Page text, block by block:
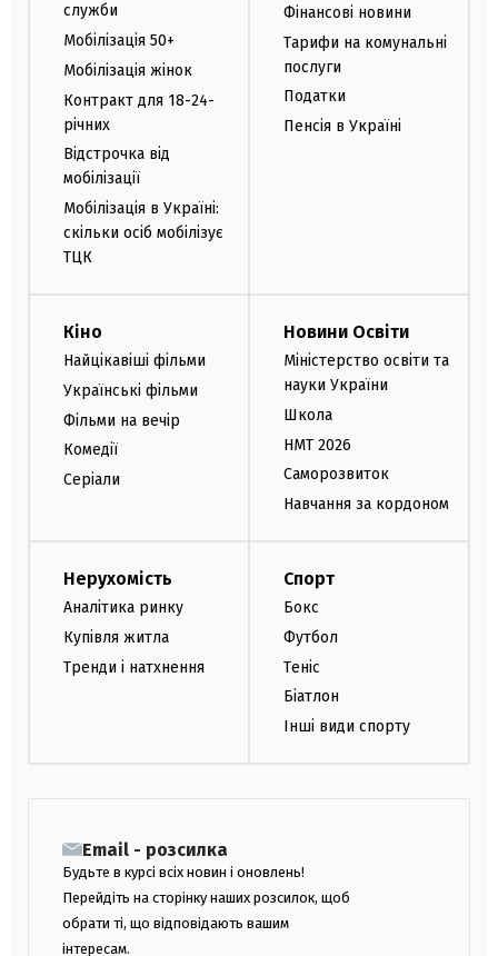
служби
Мобілізація 50+
Мобілізація жінок
Контракт для 18-24-
річних
Відстрочка від
мобілізації
Мобілізація в Україні:
скільки осіб мобілізує
ТЦК
Фінансові новини
Тарифи на комунальні
послуги
Податки
Пенсія в Україні
Кіно
Найцікавіші фільми
Українські фільми
Фільми на вечір
Комедії
Серіали
Новини Освіти
Міністерство освіти та
науки України
Школа
НМТ 2026
Саморозвиток
Навчання за кордоном
Нерухомість
Аналітика ринку
Купівля житла
Тренди і натхнення
Спорт
Бокс
Футбол
Теніс
Біатлон
Інші види спорту
Email - розсилка
Будьте в курсі всіх новин і оновлень!
Перейдіть на сторінку наших розсилок, щоб
обрати ті, що відповідають вашим
інтересам.